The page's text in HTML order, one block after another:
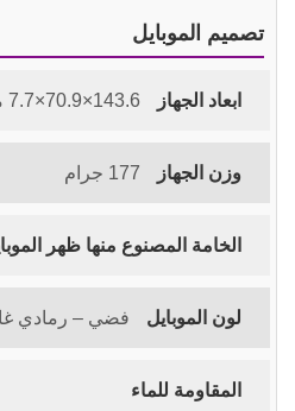
تصميم الموبايل
ابعاد الجهاز 143.6×70.9×7.7 مم
وزن الجهاز 177 جرام
الخامة المصنوع منها ظهر
لون الموبايل فضي – رمادي
المقاومة للماء